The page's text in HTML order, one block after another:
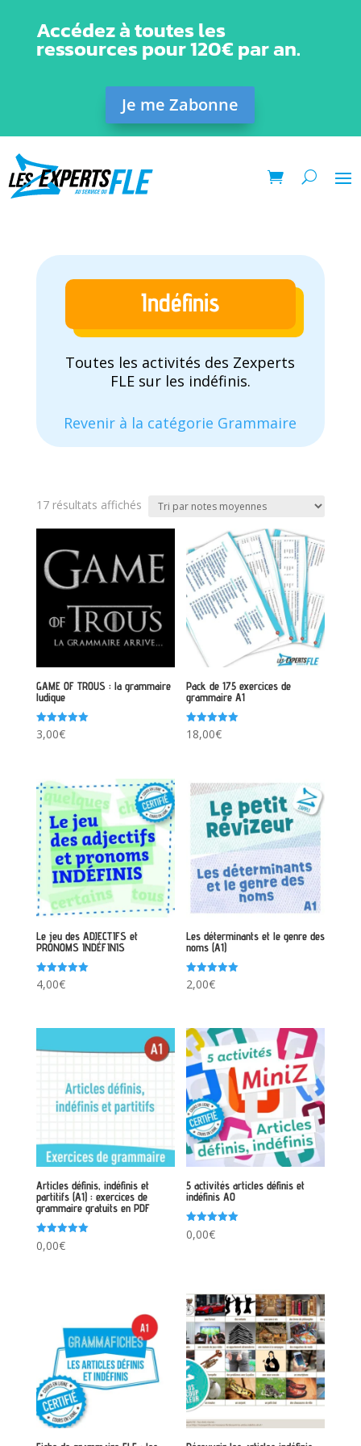
Accédez à toutes les
ressources pour 120€ par an.
Je me Zabonne
Indéfinis
Toutes les activités des Zexperts
FLE sur les indéfinis.
Revenir à la catégorie Grammaire
17 résultats affichésTrié
moyenne
GAME OF TROUS : la grammaire
ludique
Note
5.00
3,00€
Pack de 175 exercices de
grammaire A1
Note
5.00
18,00€
Le jeu des ADJECTIFS et
PRONOMS INDÉFINIS
Note
5.00
4,00€
Les déterminants et le genre des
noms (A1)
Note
5.00
2,00€
Articles définis, indéfinis et
partitifs (A1) : exercices de
grammaire gratuits en PDF
Note
5.00
0,00€
5 activités articles définis et
indéfinis A0
Note
5.00
0,00€